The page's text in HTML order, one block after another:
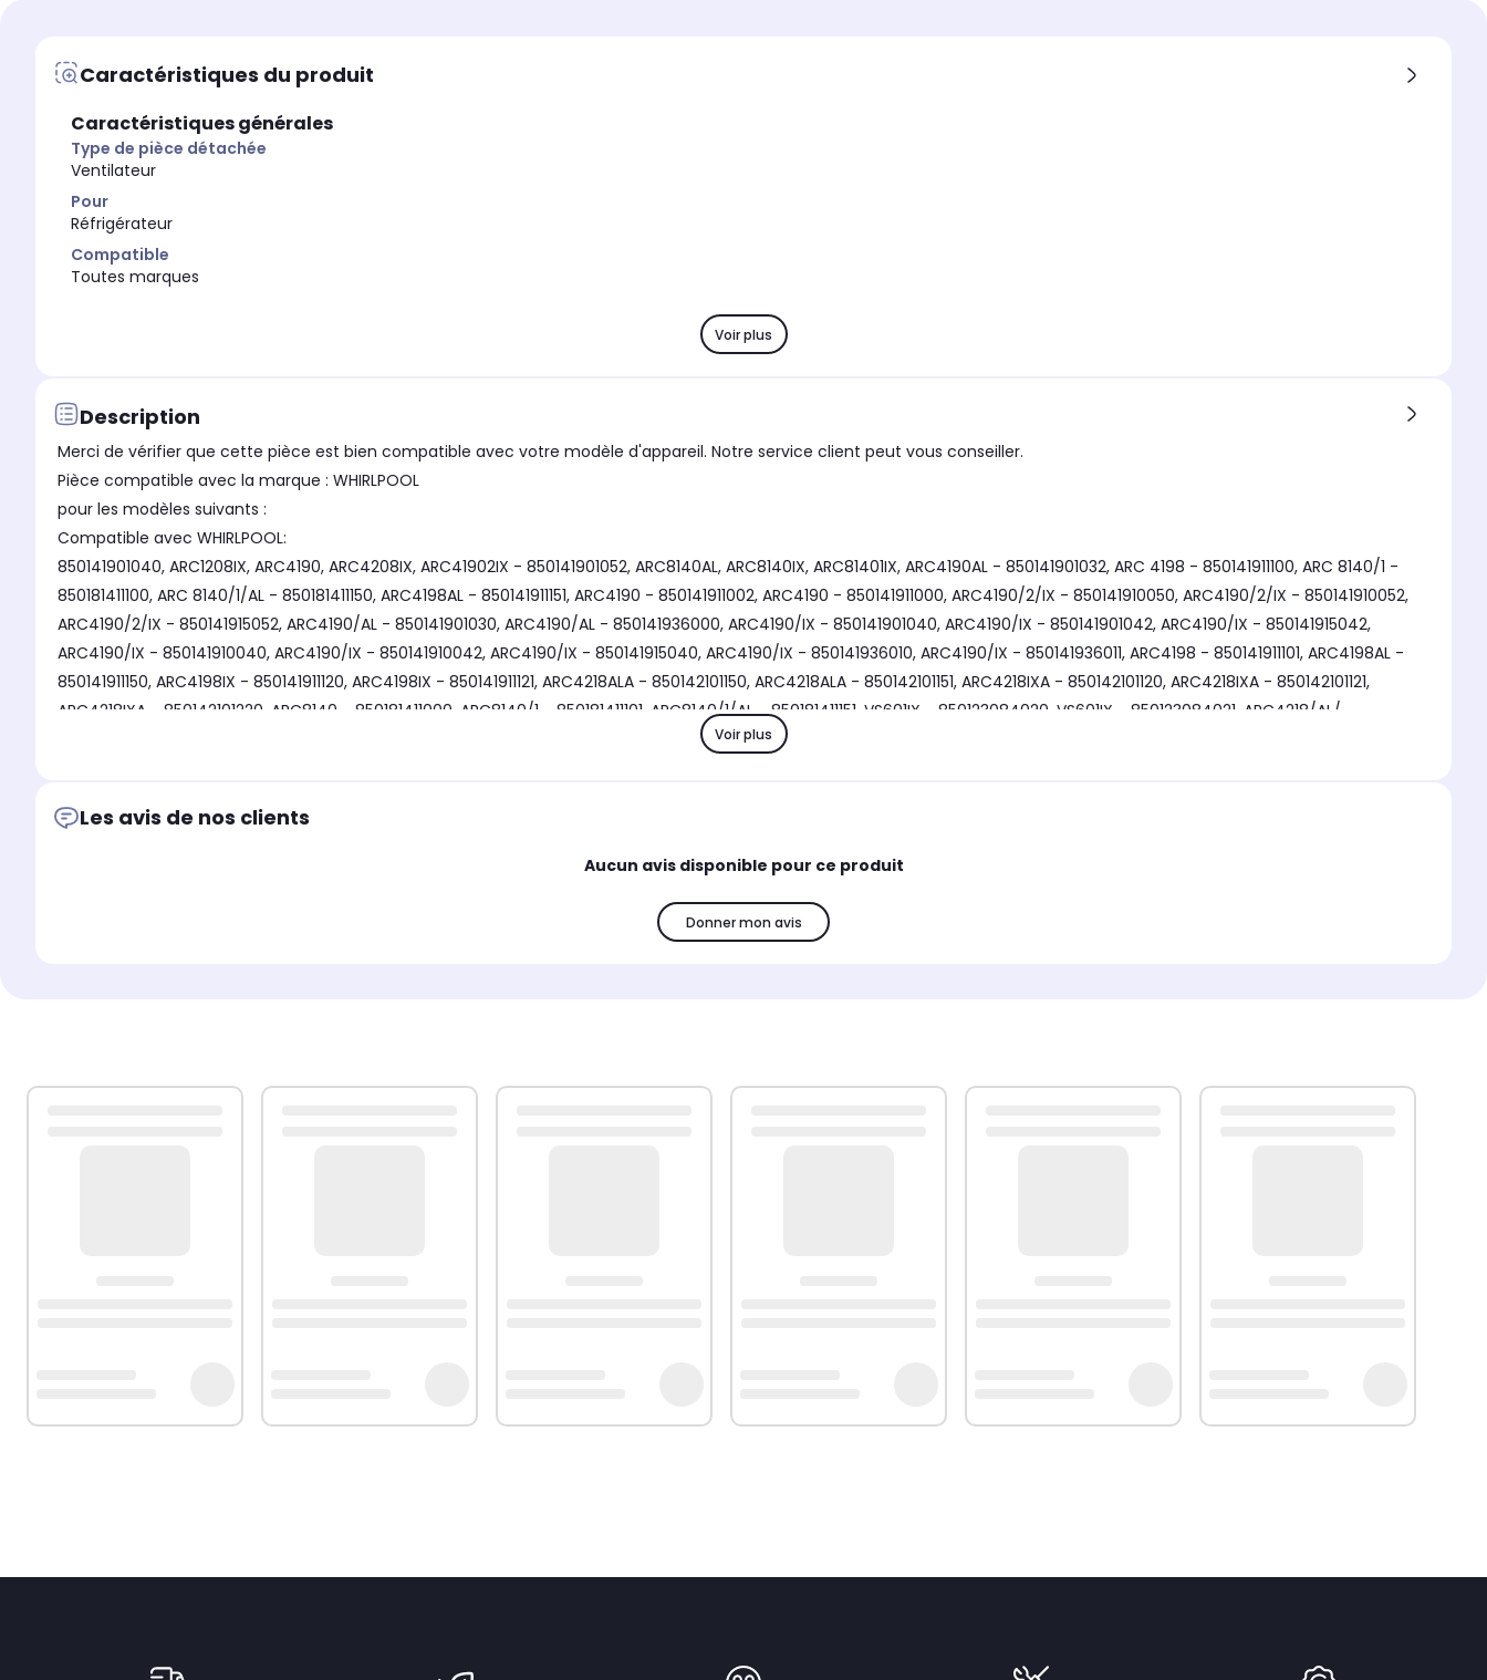
Caractéristiques du produit
Caractéristiques générales
Type de pièce détachée
Ventilateur
Pour
Réfrigérateur
Compatible
Toutes marques
Voir plus
Description
Merci de vérifier que cette pièce est bien compatible avec votre modèle d'appareil. Notre service client peut vous conseiller.
Pièce compatible avec la marque : WHIRLPOOL
pour les modèles suivants :
Compatible avec WHIRLPOOL:
850141901040, ARC1208IX, ARC4190, ARC4208IX, ARC41902IX - 850141901052, ARC8140AL, ARC8140IX, ARC81401IX, ARC4190AL - 850141901032, ARC 4198 - 850141911100, ARC 8140/1 -
850181411100, ARC 8140/1/AL - 850181411150, ARC4198AL - 850141911151, ARC4190 - 850141911002, ARC4190 - 850141911000, ARC4190/2/IX - 850141910050, ARC4190/2/IX - 850141910052,
ARC4190/2/IX - 850141915052, ARC4190/AL - 850141901030, ARC4190/AL - 850141936000, ARC4190/IX - 850141901040, ARC4190/IX - 850141901042, ARC4190/IX - 850141915042,
ARC4190/IX - 850141910040, ARC4190/IX - 850141910042, ARC4190/IX - 850141915040, ARC4190/IX - 850141936010, ARC4190/IX - 850141936011, ARC4198 - 850141911101, ARC4198AL -
850141911150, ARC4198IX - 850141911120, ARC4198IX - 850141911121, ARC4218ALA - 850142101150, ARC4218ALA - 850142101151, ARC4218IXA - 850142101120, ARC4218IXA - 850142101121,
ARC4218IXA - 850142101220, ARC8140 - 850181411000, ARC8140/1 - 850181411101, ARC8140/1/AL - 850181411151, VS601IX - 850123084020, VS601IX - 850123084021, ARC4218/AL/ -
Voir plus
Les avis de nos clients
Aucun avis disponible pour ce produit
Donner mon avis